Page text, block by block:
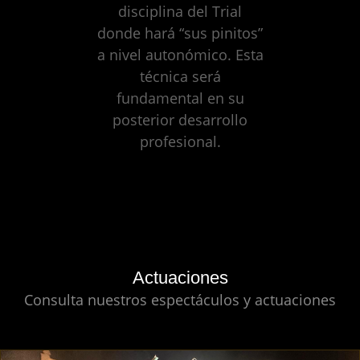
disciplina del Trial
donde hará “sus pinitos”
a nivel autonómico. Esta
técnica será
fundamental en su
posterior desarrollo
profesional.
Actuaciones
Consulta nuestros espectáculos y actuaciones